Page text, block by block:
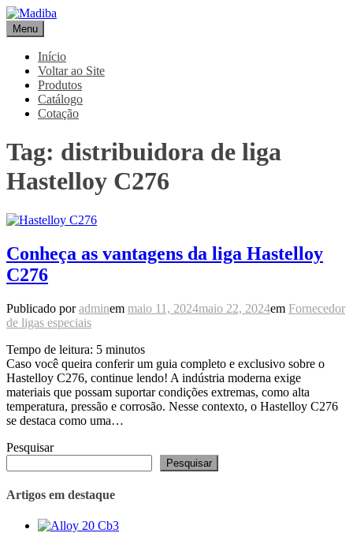
Pular
para
o
conteúdo
Madiba
Líder de Importação e Distribuição de Ligas Especiais
Menu
Início
Voltar ao Site
Produtos
Catálogo
Cotação
Tag: distribuidora de liga
Hastelloy C276
Conheça as vantagens da liga Hastelloy
C276
Publicado poradminem maio 11, 2024maio 22, 2024em Fornecedor
de ligas especiais
Tempo de leitura: 5 minutos
Caso você queira conferir um guia completo e exclusivo sobre o
Hastelloy C276, continue lendo! A indústria moderna exige
materiais que possam suportar condições extremas, como alta
temperatura, pressão e corrosão. Nesse contexto, o Hastelloy C276
se destaca como uma…
Pesquisar
Pesquisar
Artigos em destaque